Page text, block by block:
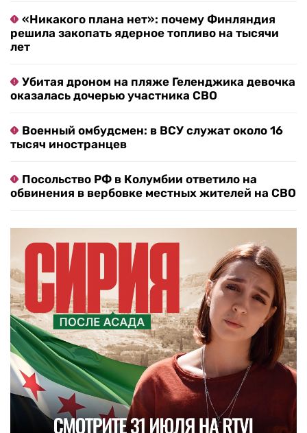
«Никакого плана нет»: почему Финляндия
решила закопать ядерное топливо на тысячи
лет
Убитая дроном на пляже Геленджика девочка
оказалась дочерью участника СВО
Военный омбудсмен: в ВСУ служат около 16
тысяч иностранцев
Посольство РФ в Колумбии ответило на
обвинения в вербовке местных жителей на СВО